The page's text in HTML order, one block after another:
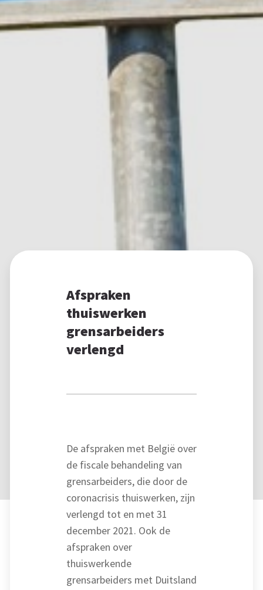
Afspraken
thuiswerken
grensarbeiders
verlengd
De afspraken met België over
de fiscale behandeling van
grensarbeiders, die door de
coronacrisis thuiswerken, zijn
verlengd tot en met 31
december 2021. Ook de
afspraken over
thuiswerkende
grensarbeiders met Duitsland